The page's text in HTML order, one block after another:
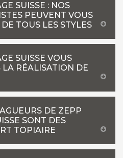
SUISSE : NOS
PEUVENT VOUS
TOUS LES STYLES
SUISSE VOUS
RÉALISATION DE
DE ZEPP
SONT DES
TOPIAIRE